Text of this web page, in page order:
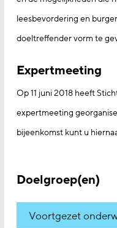
leesbevordering en
doeltreffender vorm te
Expertmeeting
Op 11 juni 2018 heeft
expertmeeting
bijeenkomst kunt u
Doelgroep(en)
Voortgezet